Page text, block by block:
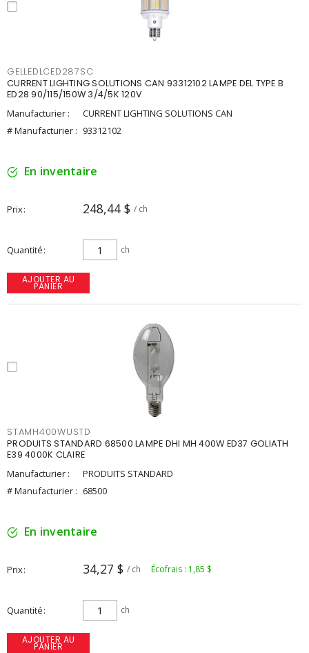
GELLEDLCED287SC
CURRENT LIGHTING SOLUTIONS CAN 93312102 LAMPE DEL TYPE B
ED28 90/115/150W 3/4/5K 120V
Manufacturier :
CURRENT LIGHTING SOLUTIONS CAN
# Manufacturier : 93312102
En inventaire
Prix 248,44 $ / ch
Quantité ch
AJOUTER AU
PANIER
STAMH400WUSTD
PRODUITS STANDARD 68500 LAMPE DHI MH 400W ED37 GOLIATH
E39 4000K CLAIRE
Manufacturier :
PRODUITS STANDARD
# Manufacturier : 68500
En inventaire
Prix 34,27 $ / ch Écofrais : 1,85 $
Quantité ch
AJOUTER AU
PANIER